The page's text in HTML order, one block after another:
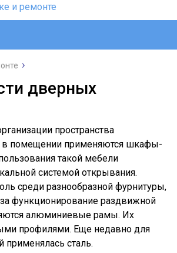
дверных
пространства
в помещении применяются шкафы-
такой мебели
системой открывания.
среди разнообразной фурнитуры,
за функционирование раздвижной
алюминиевые рамы. Их
профилями. Еще недавно для
применялась сталь.